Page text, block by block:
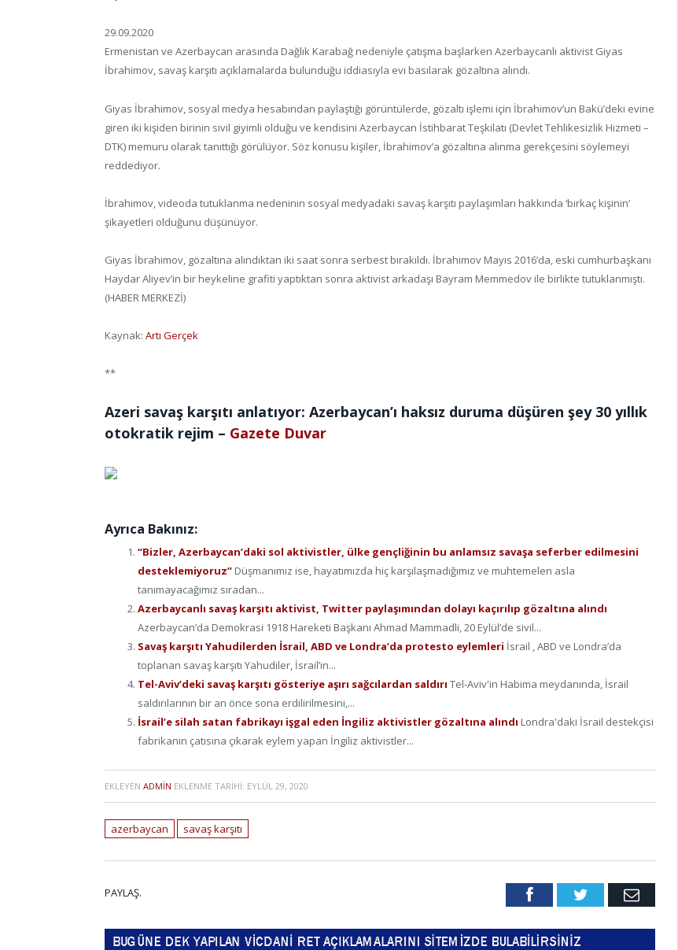
29.09.2020
Ermenistan ve Azerbaycan arasında Dağlık Karabağ nedeniyle çatışma başlarken Azerbaycanlı aktivist Giyas
İbrahimov, savaş karşıtı açıklamalarda bulunduğu iddiasıyla evi basılarak gözaltına alındı.
Giyas İbrahimov, sosyal medya hesabından paylaştığı görüntülerde, gözaltı işlemi için İbrahimov’un Bakü’deki evine
giren iki kişiden birinin sivil giyimli olduğu ve kendisini Azerbaycan İstihbarat Teşkilatı (Devlet Tehlikesizlik Hizmeti –
DTK) memuru olarak tanıttığı görülüyor. Söz konusu kişiler, İbrahimov’a gözaltına alınma gerekçesini söylemeyi
reddediyor.
İbrahimov, videoda tutuklanma nedeninin sosyal medyadaki savaş karşıtı paylaşımları hakkında ‘birkaç kişinin’
şikayetleri olduğunu düşünüyor.
Giyas İbrahimov, gözaltına alındıktan iki saat sonra serbest bırakıldı. İbrahimov Mayıs 2016’da, eski cumhurbaşkanı
Haydar Aliyev’in bir heykeline grafiti yaptıktan sonra aktivist arkadaşı Bayram Memmedov ile birlikte tutuklanmıştı.
(HABER MERKEZİ)
Kaynak: Artı Gerçek
**
Azeri savaş karşıtı anlatıyor: Azerbaycan’ı haksız duruma düşüren şey 30 yıllık
otokratik rejim – Gazete Duvar
Ayrıca Bakınız:
“Bizler, Azerbaycan’daki sol aktivistler, ülke gençliğinin bu anlamsız savaşa seferber edilmesini
desteklemiyoruz” Düşmanımız ise, hayatımızda hiç karşılaşmadığımız ve muhtemelen asla
tanımayacağımız sıradan...
Azerbaycanlı savaş karşıtı aktivist, Twitter paylaşımından dolayı kaçırılıp gözaltına alındı
Azerbaycan’da Demokrasi 1918 Hareketi Başkanı Ahmad Mammadli, 20 Eylül’de sivil...
Savaş karşıtı Yahudilerden İsrail, ABD ve Londra’da protesto eylemleri İsrail , ABD ve Londra’da
toplanan savaş karşıtı Yahudiler, İsrail’in...
Tel-Aviv’deki savaş karşıtı gösteriye aşırı sağcılardan saldırı Tel-Aviv'in Habima meydanında, İsrail
saldırılarının bir an önce sona erdilirilmesini,...
İsrail’e silah satan fabrikayı işgal eden İngiliz aktivistler gözaltına alındı Londra'daki İsrail destekçisi
fabrikanın çatısına çıkarak eylem yapan İngiliz aktivistler...
EKLEYEN ADMIN EKLENME TARIHI: EYLÜL 29, 2020
azerbaycan savaş karşıtı
PAYLAŞ. FacebookTwitter Email